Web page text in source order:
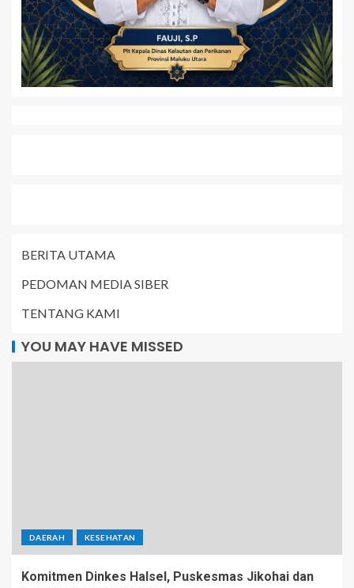
BERITA UTAMA
PEDOMAN MEDIA SIBER
TENTANG KAMI
YOU MAY HAVE MISSED
DAERAH KESEHATAN
Komitmen Dinkes Halsel, Puskesmas Jikohai dan